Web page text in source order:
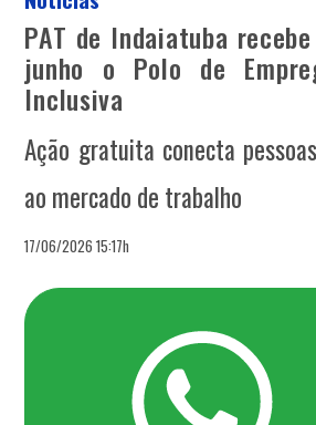
PAT de Indaiatuba
junho o Polo de
Inclusiva
Ação gratuita conecta
ao mercado de trabalho
17/06/2026 15:17h